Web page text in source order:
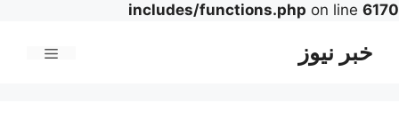
includes/functions.php on line 6170
خبر نیوز